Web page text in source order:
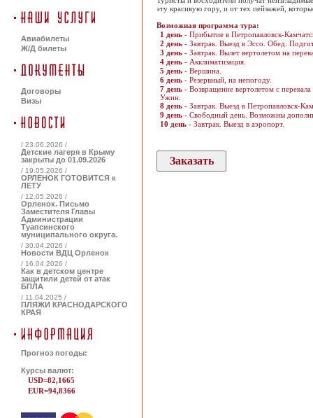
Авиабилеты
Ж/Д билеты
Договоры
Визы
/ 23.06.2026 /
Детские лагеря в Крыму
закрыты до 01.09.2026
/ 19.05.2026 /
ОРЛЕНОК ГОТОВИТСЯ к
ЛЕТУ
/ 12.05.2026 /
Орленок. Письмо
Заместителя Главы
Администрации
Туапсинского
муниципального округа.
/ 30.04.2026 /
Новости ВДЦ Орленок
/ 16.04.2026 /
Как в детском центре
защитили детей от атак
БПЛА
/ 11.04.2025 /
ПЛЯЖИ КРАСНОДАРСКОГО
КРАЯ
Прогноз погоды:
Курсы валют:
USD=82,1665
EUR=94,8366
эту красивую гору, и от тех пейзажей,
Возможная программа тура:
1 день - Прибытие в Петропавловск-
2 день - Завтрак. Выезд в Эссо. Обед.
3 день - Завтрак. Вылет вертолетом на
4 день - Акклиматизация.
5 день - Вершина.
6 день - Резервный, на непогоду.
7 день - Возвращение вертолетом с
Ужин.
8 день - Завтрак. Выезд в Петропавловск-
9 день - Свободный день. Возможны
10 день - Завтрак. Выезд в аэропорт.